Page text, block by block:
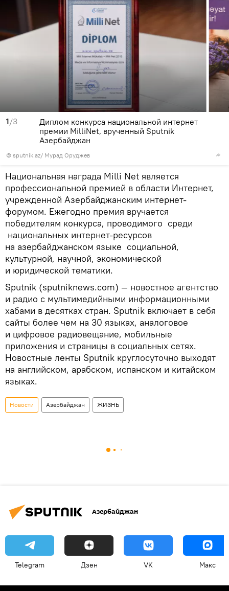
1/3
© sputnik.az/ Мурад Оруджев
Диплом конкурса национальной интернет
премии MilliNet, врученный Sputnik
Азербайджан
Национальная награда Milli Net является
профессиональной премией в области Интернет,
учрежденной Азербайджанским интернет-
форумом. Ежегодно премия вручается
победителям конкурса, проводимого среди
национальных интернет-ресурсов
на азербайджанском языке социальной,
культурной, научной, экономической
и юридической тематики.
Sputnik (sputniknews.com) — новостное агентство
и радио с мультимедийными информационными
хабами в десятках стран. Sputnik включает в себя
сайты более чем на 30 языках, аналоговое
и цифровое радиовещание, мобильные
приложения и страницы в социальных сетях.
Новостные ленты Sputnik круглосуточно выходят
на английском, арабском, испанском и китайском
языках.
Новости Азербайджан ЖИЗНЬ
Азербайджан
Telegram Дзен VK Макс